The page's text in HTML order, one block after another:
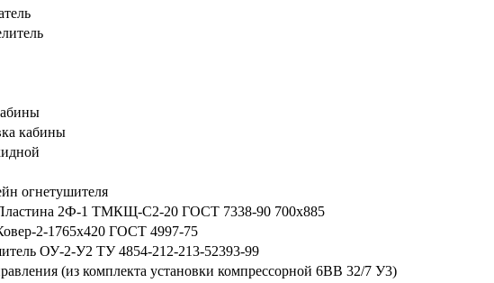
кабины
огнетушителя
2Ф-1 ТМКЩ-С2-20 ГОСТ 7338-90 700х885
2-1765х420 ГОСТ 4997-75
ОУ-2-У2 ТУ 4854-212-213-52393-99
(из комплекта установки компрессорной 6ВВ 32/7 У3)